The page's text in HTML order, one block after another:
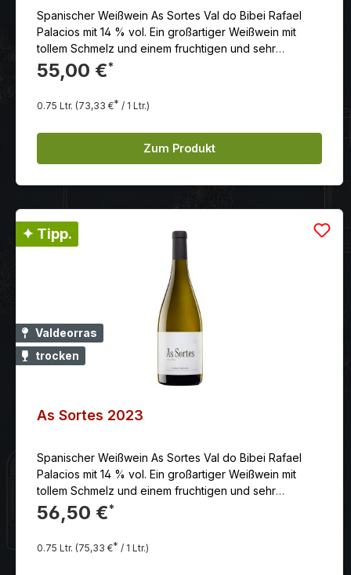
Spanischer Weißwein As Sortes Val do Bibei Rafael
Palacios mit 14 % vol. Ein großartiger Weißwein mit
tollem Schmelz und einem fruchtigen und sehr
elegantem Nachhall.
55,00 €*
0.75 Ltr. (73,33 €* / 1 Ltr.)
Zum Produkt
✦ Tipp.
Valdeorras
trocken
As Sortes 2023
Spanischer Weißwein As Sortes Val do Bibei Rafael
Palacios mit 14 % vol. Ein großartiger Weißwein mit
tollem Schmelz und einem fruchtigen und sehr
elegantem Nachhall.
56,50 €*
0.75 Ltr. (75,33 €* / 1 Ltr.)